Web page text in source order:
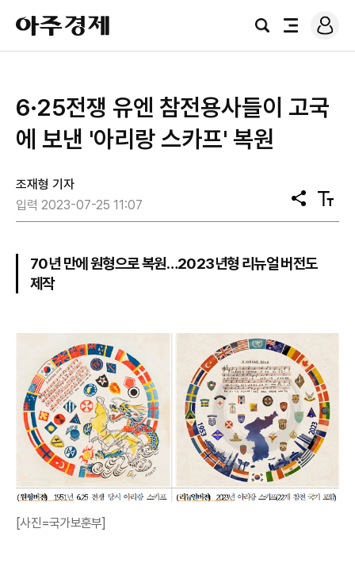
아
주
경
검
전
로
그
​6·25전쟁 유엔 참전용사들이 고국
에 보낸 '아리랑 스카프' 복원
조재형 기자
입력 2023-07-25 11:07
공
유
텍
스
70년 만에 원형으로 복원…2023년형 리뉴얼 버전도
제작
[사진=국가보훈부]